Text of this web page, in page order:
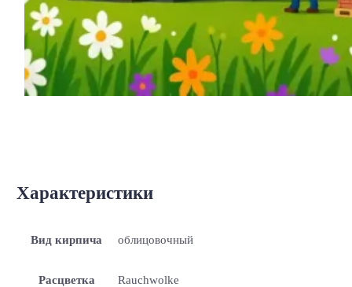
Характеристики
Вид кирпича облицовочный
Расцветка Rauchwolke